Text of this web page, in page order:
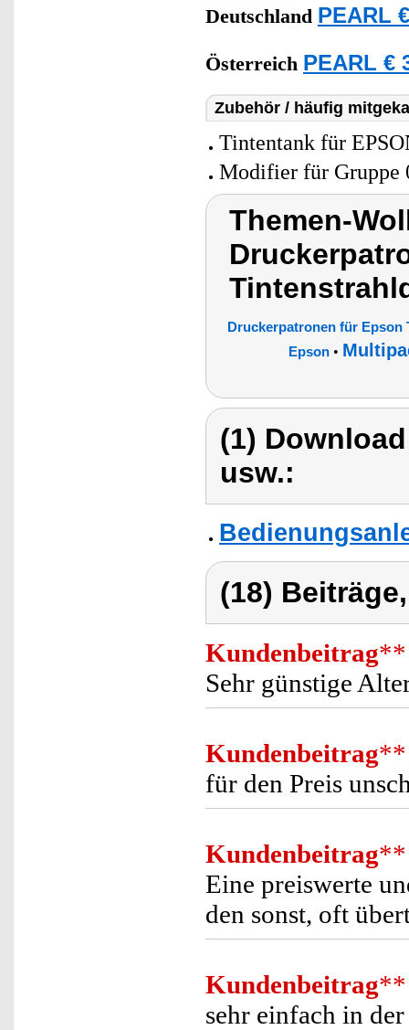
Deutschland PEARL
Österreich PEARL €
Zubehör / häufig
Tintentank für
Modifier für Gruppe
Themen-
Druckerpatronen für
Epson •
(1)
usw.:
(18)
Kundenbeitrag**
Sehr günstige
Kundenbeitrag**
für den Preis
Kundenbeitrag**
Eine preiswerte
den sonst, oft
Kundenbeitrag**
sehr einfach in